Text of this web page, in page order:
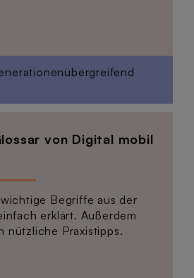
von Digital mobil
Begriffe aus der
erklärt. Außerdem
nützliche Praxistipps.